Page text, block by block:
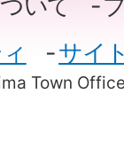
Town
サイ